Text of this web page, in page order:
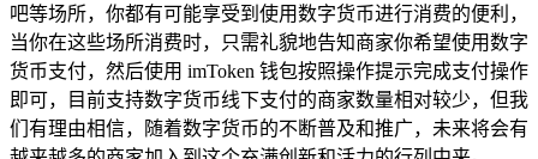
吧等场所，你都有可能享受到使用数字货币进行消费的便利，
当你在这些场所消费时，只需礼貌地告知商家你希望使用数字
货币支付，然后使用 imToken 钱包按照操作提示完成支付操作
即可，目前支持数字货币线下支付的商家数量相对较少，但我
们有理由相信，随着数字货币的不断普及和推广，未来将会有